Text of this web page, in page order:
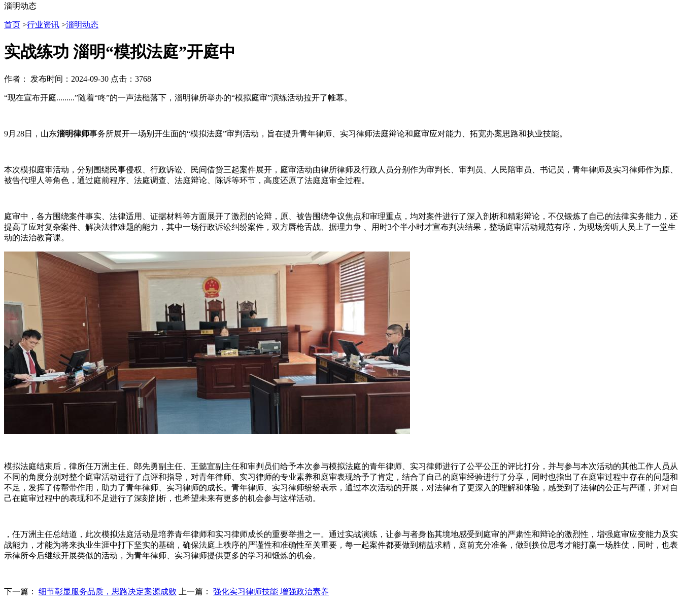
淄明动态
首页 >行业资讯 >淄明动态
实战练功 淄明“模拟法庭”开庭中
作者： 发布时间：2024-09-30 点击：3768
“现在宣布开庭.........”随着“咚”的一声法槌落下，淄明律所举办的“模拟庭审”演练活动拉开了帷幕。
9月28日，山东淄明律师事务所展开一场别开生面的“模拟法庭”审判活动，旨在提升青年律师、实习律师法庭辩论和庭审应对能力、拓宽办案思路和执业技能。
本次模拟庭审活动，分别围绕民事侵权、行政诉讼、民间借贷三起案件展开，庭审活动由律所律师及行政人员分别作为审判长、审判员、人民陪审员、书记员，青年律师及实习律师作为原、
被告代理人等角色，通过庭前程序、法庭调查、法庭辩论、陈诉等环节，高度还原了法庭庭审全过程。
庭审中，各方围绕案件事实、法律适用、证据材料等方面展开了激烈的论辩，原、被告围绕争议焦点和审理重点，均对案件进行了深入剖析和精彩辩论，不仅锻炼了自己的法律实务能力，还
提高了应对复杂案件、解决法律难题的能力，其中一场行政诉讼纠纷案件，双方唇枪舌战、据理力争 、用时3个半小时才宣布判决结果，整场庭审活动规范有序，为现场旁听人员上了一堂生
动的法治教育课。
模拟法庭结束后，律所任万洲主任、郎先勇副主任、王懿宣副主任和审判员们给予本次参与模拟法庭的青年律师、实习律师进行了公平公正的评比打分，并与参与本次活动的其他工作人员从
不同的角度分别对整个庭审活动进行了点评和指导，对青年律师、实习律师的专业素养和庭审表现给予了肯定，结合了自己的庭审经验进行了分享，同时也指出了在庭审过程中存在的问题和
不足，发挥了传帮带作用，助力了青年律师、实习律师的成长。青年律师、实习律师纷纷表示，通过本次活动的开展，对法律有了更深入的理解和体验，感受到了法律的公正与严谨，并对自
己在庭审过程中的表现和不足进行了深刻剖析，也希望未来有更多的机会参与这样活动。
，任万洲主任总结道，此次模拟法庭活动是培养青年律师和实习律师成长的重要举措之一。通过实战演练，让参与者身临其境地感受到庭审的严肃性和辩论的激烈性，增强庭审应变能力及实
战能力，才能为将来执业生涯中打下坚实的基础，确保法庭上秩序的严谨性和准确性至关重要，每一起案件都要做到精益求精，庭前充分准备，做到换位思考才能打赢一场胜仗，同时，也表
示律所今后继续开展类似的活动，为青年律师、实习律师提供更多的学习和锻炼的机会。
下一篇： 细节彰显服务品质，思路决定案源成败 上一篇： 强化实习律师技能 增强政治素养